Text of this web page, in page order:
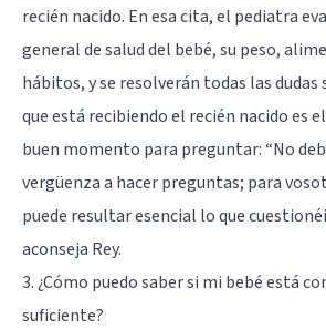
recién nacido. En esa cita, el pediatra
general de salud del bebé, su peso,
hábitos, y se resolverán todas las dudas
que está recibiendo el recién nacido es
buen momento para preguntar: “No
vergüenza a hacer preguntas; para
puede resultar esencial lo que
aconseja Rey.
3. ¿Cómo puedo saber si mi bebé está
suficiente?